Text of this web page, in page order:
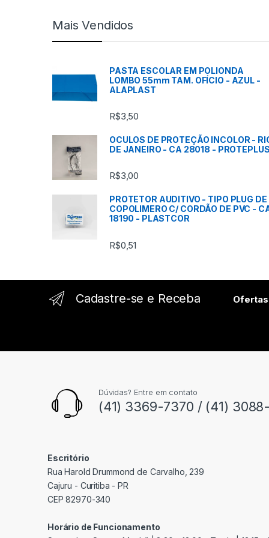
l
Mais Vendidos
PASTA ESCOLAR EM POLIONDA
LOMBO 55mm TAM. OFÍCIO - AZUL -
ALAPLAST
R$3,50
OCULOS DE PROTEÇÃO INCOLOR -
DE JANEIRO - CA 28018 - PROTEPLUS
R$3,00
PROTETOR AUDITIVO - TIPO PLUG DE
COPOLIMERO C/ CORDÃO DE PVC -
18190 - PLASTCOR
R$0,51
Cadastre-se e Receba
Dúvidas? Entre em contato
(41) 3369-7370 / (41)
Escritório
Rua Harold Drummond de Carvalho, 239
Cajuru - Curitiba - PR
CEP 82970-340
Horário de Funcionamento